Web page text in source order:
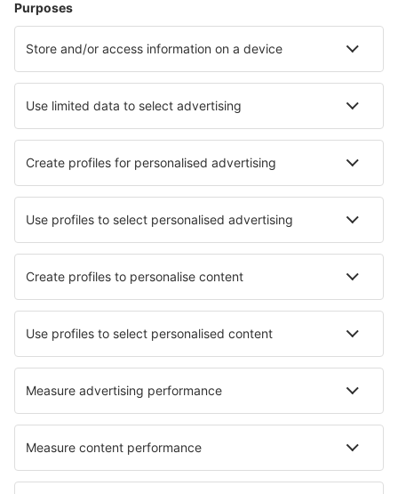
Hotely v Paříži Hotely in Le Cap d`Agde
Hotely v Bordeaux Hotely in Saintes-Maries-de-la-Mer
Hotely v Calvi
Nejlepší hotely - města
Hotely in Anger Hotely in Bad Berneck im Fichtelgebirge
Hotely in Taboga Hotely in Tarpon Springs
Hotely in Steinau an der Straße Hotely in Chipping
Hotely in Elizabeth Hotely in Latina
Nejlepší hotely - regiony
Hotely v Lotrinsku Hotely v Provence Hotely ve Francii
Hotely v Arc Hotely v Normandii